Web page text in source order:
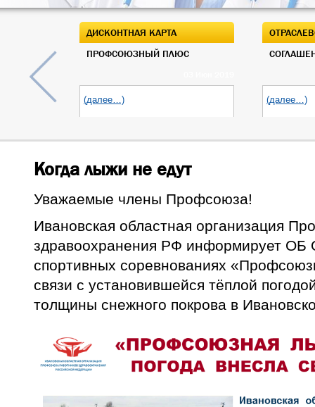
ДИСКОНТНАЯ КАРТА
ПРОФСОЮЗНЫЙ ПЛЮС
(далее…) (далее…)
Когда лыжи не едут
Уважаемые члены Профсоюза!
Ивановская областная организация
здравоохранения РФ информирует
спортивных соревнованиях
связи с установившейся тёплой
толщины снежного покрова в